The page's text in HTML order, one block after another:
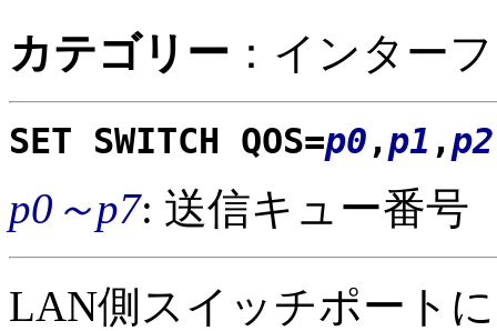
カテゴリー ：インター
SET SWITCH QOS=p0 ,p1 ,p2
p0～p7: 送信キュー番号
LAN側スイッチポート